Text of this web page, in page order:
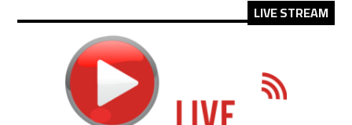
LIVE STREAM